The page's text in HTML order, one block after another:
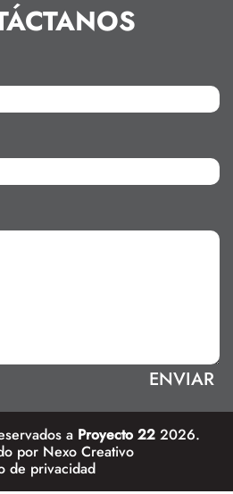
a Proyecto 22 2026.
por Nexo Creativo
de privacidad